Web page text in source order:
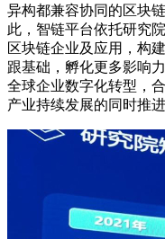
异构都兼容协同的区块
此，智链平台依托研究
区块链企业及应用，构
跟基础，孵化更多影响
全球企业数字化转型，
产业持续发展的同时推